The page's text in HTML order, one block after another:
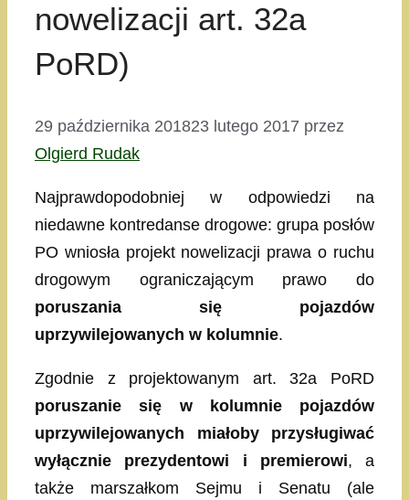
nowelizacji art. 32a
PoRD)
29 października 201823 lutego 2017 przez
Olgierd Rudak
Najprawdopodobniej w odpowiedzi na
niedawne kontredanse drogowe: grupa posłów
PO wniosła projekt nowelizacji prawa o ruchu
drogowym ograniczającym prawo do
poruszania się pojazdów
uprzywilejowanych w kolumnie.
Zgodnie z projektowanym art. 32a PoRD
poruszanie się w kolumnie pojazdów
uprzywilejowanych miałoby przysługiwać
wyłącznie prezydentowi i premierowi, a
także marszałkom Sejmu i Senatu (ale